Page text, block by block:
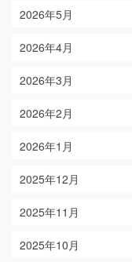
2026年5月
2026年4月
2026年3月
2026年2月
2026年1月
2025年12月
2025年11月
2025年10月